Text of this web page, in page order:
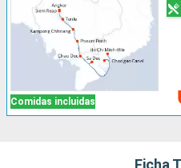
Comidas incluidas